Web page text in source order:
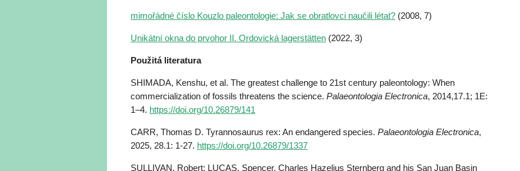
mimořádné číslo Kouzlo paleontologie: Jak se obratlovci naučili létat? (2008, 7)
Unikátní okna do prvohor II. Ordovická lagerstätten (2022, 3)
Použitá literatura
SHIMADA, Kenshu, et al. The greatest challenge to 21st century paleontology: When
commercialization of fossils threatens the science. Palaeontologia Electronica, 2014,17.1; 1E:
1–4. https://doi.org/10.26879/141
CARR, Thomas D. Tyrannosaurus rex: An endangered species. Palaeontologia Electronica,
2025, 28.1: 1-27. https://doi.org/10.26879/1337
SULLIVAN, Robert; LUCAS, Spencer. Charles Hazelius Sternberg and his San Juan Basin